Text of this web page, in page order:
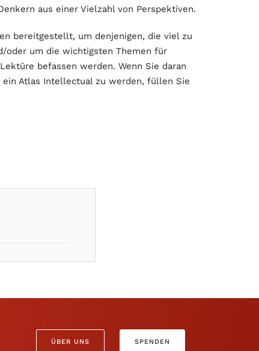
aus einer Vielzahl von Perspektiven.
bereitgestellt, um denjenigen, die viel zu
oder um die wichtigsten Themen für
befassen werden. Wenn Sie daran
Atlas Intellectual zu werden, füllen Sie
ÜBER UNS SPENDEN